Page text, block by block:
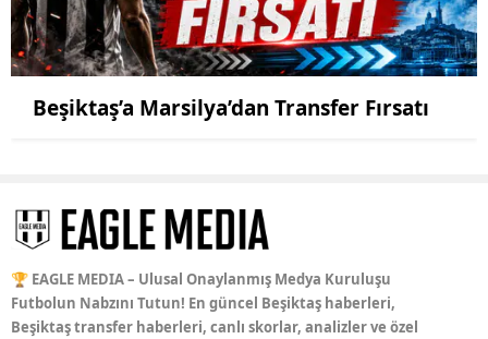
Beşiktaş’a Marsilya’dan Transfer Fırsatı
🏆 EAGLE MEDIA – Ulusal Onaylanmış Medya Kuruluşu
Futbolun Nabzını Tutun! En güncel Beşiktaş haberleri,
Beşiktaş transfer haberleri, canlı skorlar, analizler ve özel